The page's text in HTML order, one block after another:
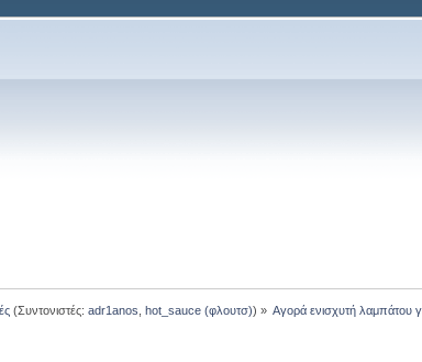
(Συντονιστές: adr1anos hot_sauce (φλουτσ)) » Αγορά ενισχυτή λαμπάτου